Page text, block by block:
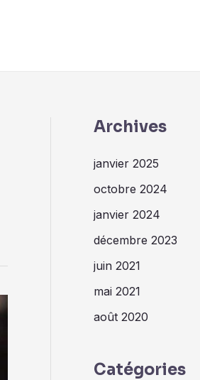
Archives
janvier 2025
octobre 2024
janvier 2024
décembre 2023
juin 2021
mai 2021
août 2020
Catégories